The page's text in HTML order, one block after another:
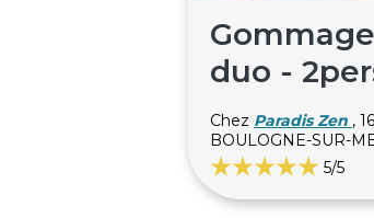
duo -
Chez Paradis Zen ,
BOULOGNE-SUR-
5/5